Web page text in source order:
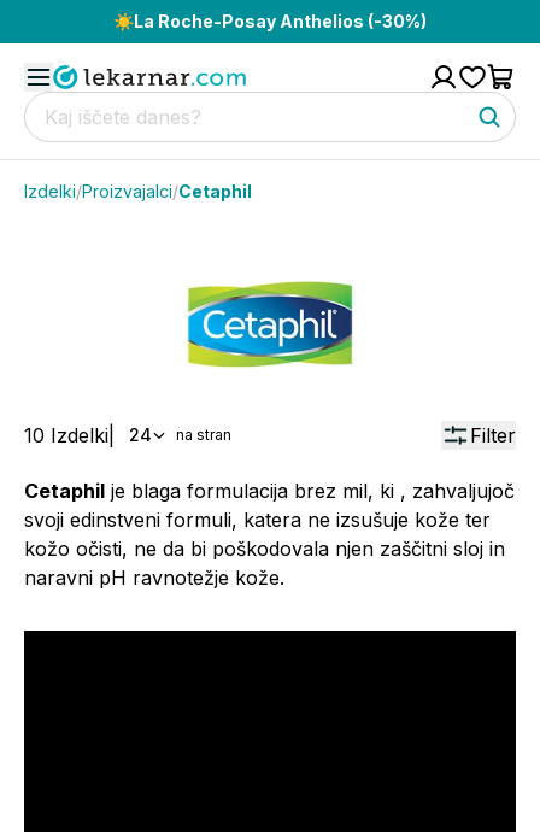
☀️La Roche-Posay Anthelios (-30%)
Izdelki/Proizvajalci/Cetaphil
10 Izdelki 24 na stran Filter
Cetaphil je blaga formulacija brez mil, ki , zahvaljujoč
svoji edinstveni formuli, katera ne izsušuje kože ter
kožo očisti, ne da bi poškodovala njen zaščitni sloj in
naravni pH ravnotežje kože.